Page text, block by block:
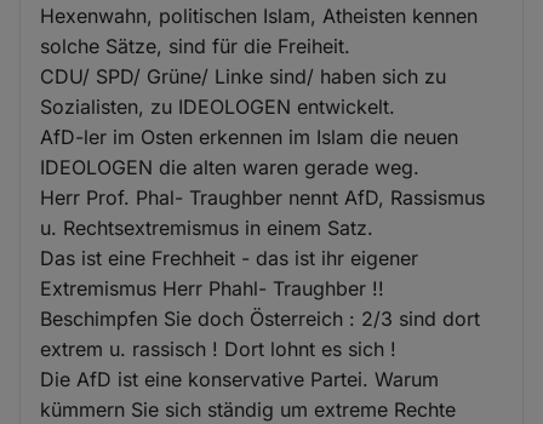
Hexenwahn, politischen Islam, Atheisten kennen
solche Sätze, sind für die Freiheit.
CDU/ SPD/ Grüne/ Linke sind/ haben sich zu
Sozialisten, zu IDEOLOGEN entwickelt.
AfD-ler im Osten erkennen im Islam die neuen
IDEOLOGEN die alten waren gerade weg.
Herr Prof. Phal- Traughber nennt AfD, Rassismus
u. Rechtsextremismus in einem Satz.
Das ist eine Frechheit - das ist ihr eigener
Extremismus Herr Phahl- Traughber !!
Beschimpfen Sie doch Österreich : 2/3 sind dort
extrem u. rassisch ! Dort lohnt es sich !
Die AfD ist eine konservative Partei. Warum
kümmern Sie sich ständig um extreme Rechte